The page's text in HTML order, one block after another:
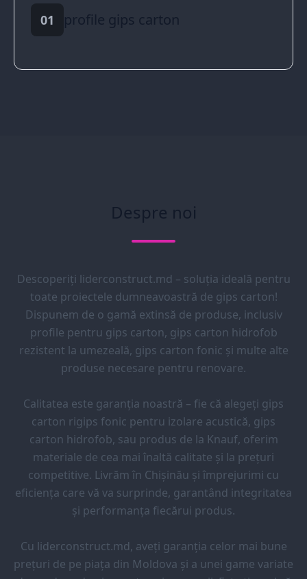
01 profile gips carton
Despre noi
Descoperiți liderconstruct.md – soluția ideală pentru
toate proiectele dumneavoastră de gips carton!
Dispunem de o gamă extinsă de produse, inclusiv
profile pentru gips carton, gips carton hidrofob
rezistent la umezeală, gips carton fonic și multe alte
produse necesare pentru renovare.
Calitatea este garanția noastră – fie că alegeți gips
carton rigips fonic pentru izolare acustică, gips
carton hidrofob, sau produs de la Knauf, oferim
materiale de cea mai înaltă calitate și la prețuri
competitive. Livrăm în Chișinău și împrejurimi cu
eficiența care vă va surprinde, garantând integritatea
și performanța fiecărui produs.
Cu liderconstruct.md, aveți garanția celor mai bune
prețuri de pe piața din Moldova și a unei game variate